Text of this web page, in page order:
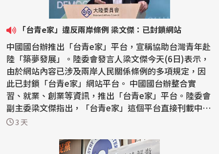
「台青e家」違反兩岸條例 梁文傑：已封鎖網站
中國國台辦推出「台青e家」平台，宣稱協助台灣青年赴
陸「築夢發展」。陸委會發言人梁文傑今天(6日)表示，
由於網站內容已涉及兩岸人民關係條例的多項規定，因
此已封鎖「台青e家」網站平台。 中國國台辦整合實
習、就業、創業等資訊，推出「台青e家」平台。陸委會
副主委梁文傑指出，「台青e家」這個平台直接刊載中國
大陸...
3 天